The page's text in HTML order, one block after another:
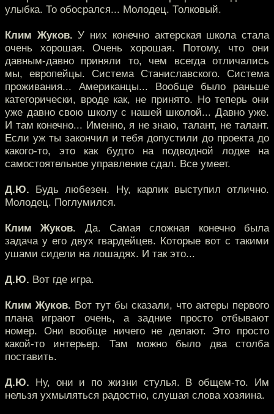
улыбка. То обосрался... Молодец. Толковый.
Клим Жуков. У них конечно актерская школа стала
очень хорошая. Очень хорошая. Потому, что они
давным-давно приняли то, чем всегда отличались
мы, европейцы. Система Станиславского. Система
проживания... Американцы... Вообще было раньше
категорически, вроде как, не принято. Но теперь они
уже давно свою школу с нашей школой... Давно уже.
И там конечно... Именно, я не знаю, талант, не талант.
Если уж ты закончил и тебя допустили до проекта до
какого-то, это как будто на подводной лодке на
самостоятельное управление сдал. Все умеет.
Д.Ю. Будь любезен. Ну, карлик выступил отлично.
Молодец. Поглумился.
Клим Жуков. Да. Самая сложная конечно была
задача у его двух гвардейцев. Которые вот с такими
ушами сидели на лошадях. И так это...
Д.Ю. Вот где игра.
Клим Жуков. Вот тут бы сказали, что актеры первого
плана играют очень, а задние просто отбывают
номер. Они вообще ничего не делают. Это просто
какой-то интерьер. Там можно было два столба
поставить.
Д.Ю. Ну, они и по жизни стулья. В общем-то. Им
нельзя ухмыляться радостно, слушая слова хозяина.